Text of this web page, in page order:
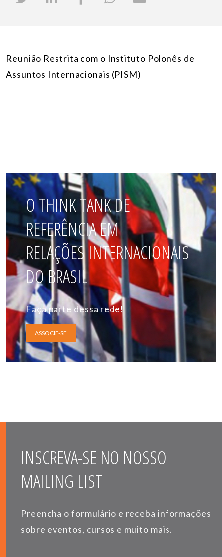
Reunião Restrita com o Instituto Polonês de
Assuntos Internacionais (PISM)
O THINK TANK DE
REFERÊNCIA EM
RELAÇÕES INTERNACIONAIS
DO BRASIL
Faça parte dessa rede!
ASSOCIE-SE
INSCREVA-SE NO NOSSO
MAILING LIST
Preencha o formulário e receba informações
sobre eventos, cursos e muito mais.